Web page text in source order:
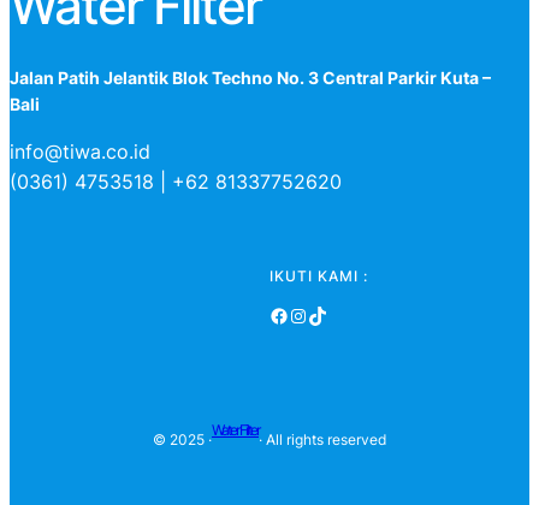
Jalan Patih Jelantik Blok Techno No. 3 Central Parkir Kuta –
Bali
info@tiwa.co.id
(0361) 4753518 | +62 81337752620
IKUTI KAMI :
Facebook Instagram TikTok
© 2025 ·
Water Filter
· All rights reserved